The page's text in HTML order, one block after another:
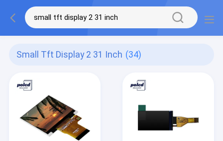
Small Tft Display 2 31 Inch (34)